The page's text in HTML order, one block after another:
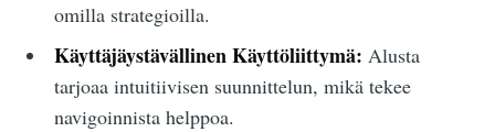
omilla strategioilla.
Käyttäjäystävällinen Käyttöliittymä: Alusta
tarjoaa intuitiivisen suunnittelun, mikä tekee
navigoinnista helppoa.